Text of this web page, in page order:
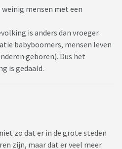
mensen met een
is anders dan vroeger.
babyboomers, mensen leven
geboren). Dus het
is gedaald.
zo dat er in de grote steden
zijn, maar dat er veel meer